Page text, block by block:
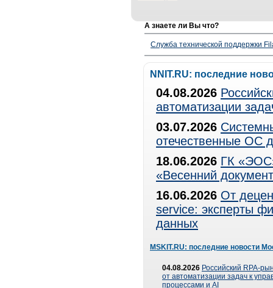
А знаете ли Вы что?
Служба технической поддержки
NNIT.RU: последние
04.08.2026
автоматизации
03.07.2026
отечественные ОС
18.06.2026 ГК
«Весенний
16.06.2026 От
service: эксперты
данных
MSKIT.RU: последние новости
04.08.2026 Российский RPA-
от автоматизации задач к
процессами и AI